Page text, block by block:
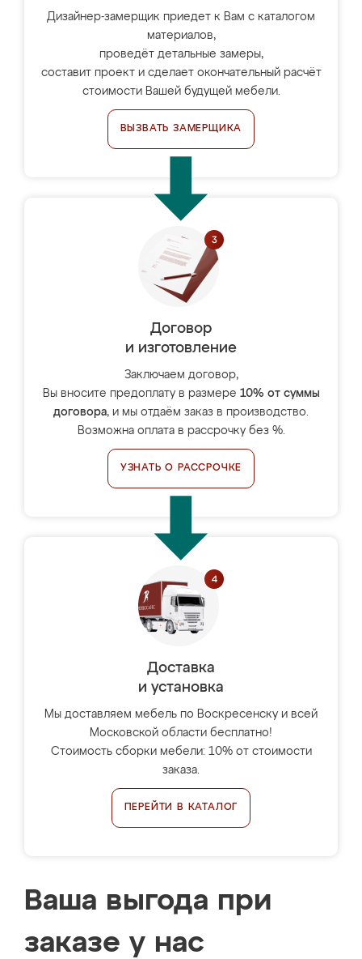
Дизайнер-замерщик приедет к Вам с каталогом
материалов,
проведёт детальные замеры,
составит проект и сделает окончательный расчёт
стоимости Вашей будущей мебели.
ВЫЗВАТЬ ЗАМЕРЩИКА
Договор
и изготовление
Заключаем договор,
Вы вносите предоплату в размере 10% от суммы
договора, и мы отдаём заказ в производство.
Возможна оплата в рассрочку без %.
УЗНАТЬ О РАССРОЧКЕ
Доставка
и установка
Мы доставляем мебель по Воскресенску и всей
Московской области бесплатно!
Стоимость сборки мебели: 10% от стоимости
заказа.
ПЕРЕЙТИ В КАТАЛОГ
Ваша выгода при
заказе у нас